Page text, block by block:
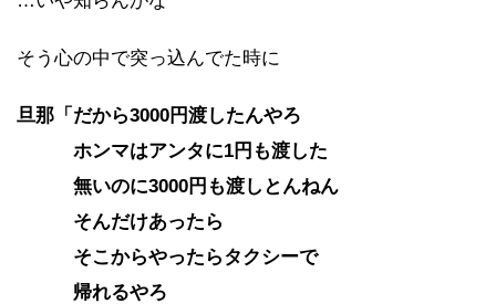
そう心の中で突っ込んでた時に
旦那「だから3000円渡したんやろ
ホンマはアンタに1円も渡した
無いのに3000円も渡しとんねん
そんだけあったら
そこからやったらタクシーで
帰れるやろ